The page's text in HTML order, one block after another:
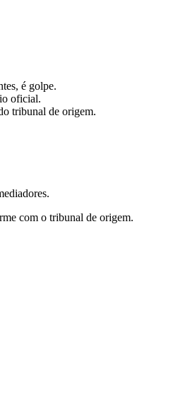
é golpe.
oficial.
tribunal de origem.
com o tribunal de origem.